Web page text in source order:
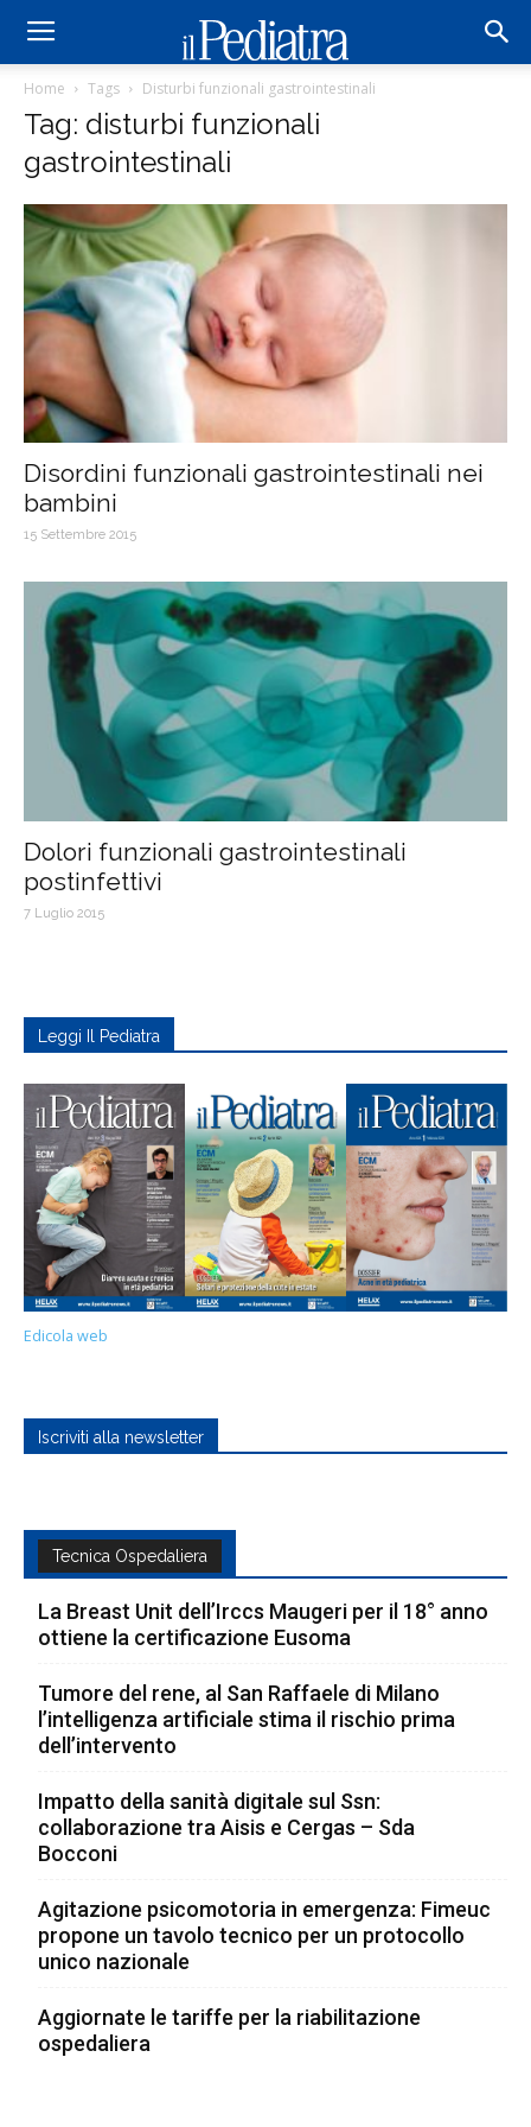
Home Tags Disturbi funzionali gastrointestinali
Tag: disturbi funzionali
gastrointestinali
Disordini funzionali gastrointestinali nei
bambini
15 Settembre 2015
Dolori funzionali gastrointestinali
postinfettivi
7 Luglio 2015
Leggi Il Pediatra
Edicola web
Iscriviti alla newsletter
Tecnica Ospedaliera
La Breast Unit dell’Irccs Maugeri per il 18° anno
ottiene la certificazione Eusoma
Tumore del rene, al San Raffaele di Milano
l’intelligenza artificiale stima il rischio prima
dell’intervento
Impatto della sanità digitale sul Ssn:
collaborazione tra Aisis e Cergas – Sda
Bocconi
Agitazione psicomotoria in emergenza: Fimeuc
propone un tavolo tecnico per un protocollo
unico nazionale
Aggiornate le tariffe per la riabilitazione
ospedaliera